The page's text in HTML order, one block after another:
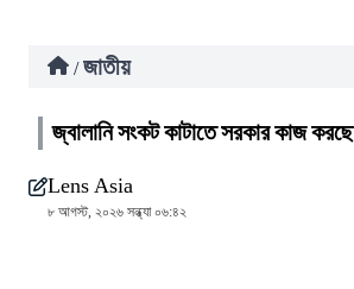
/ জাতীয়
জ্বালানি সংকট কাটাতে সরকার কাজ
Lens Asia
৮ আগস্ট, ২০২৬ সন্ধ্যা ০৬:৪২